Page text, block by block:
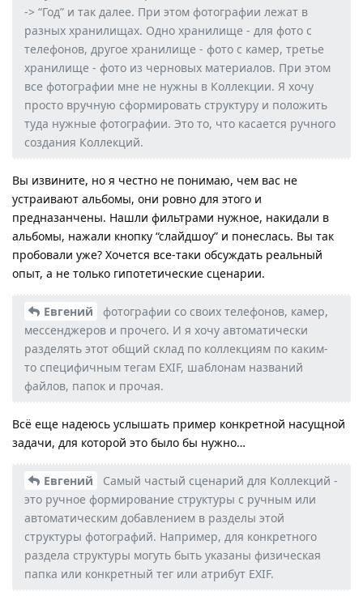
-> “Год” и так далее. При этом фотографии лежат в
разных хранилищах. Одно хранилище - для фото с
телефонов, другое хранилище - фото с камер, третье
хранилище - фото из черновых материалов. При этом
все фотографии мне не нужны в Коллекции. Я хочу
просто вручную сформировать структуру и положить
туда нужные фотографии. Это то, что касается ручного
создания Коллекций.
Вы извините, но я честно не понимаю, чем вас не
устраивают альбомы, они ровно для этого и
предназанчены. Нашли фильтрами нужное, накидали в
альбомы, нажали кнопку “слайдшоу” и понеслась. Вы так
пробовали уже? Хочется все-таки обсуждать реальный
опыт, а не только гипотетические сценарии.
Евгений
фотографии со своих телефонов, камер,
мессенджеров и прочего. И я хочу автоматически
разделять этот общий склад по коллекциям по каким-
то специфичным тегам EXIF, шаблонам названий
файлов, папок и прочая.
Всё еще надеюсь услышать пример конкретной насущной
задачи, для которой это было бы нужно…
Евгений
Самый частый сценарий для Коллекций -
это ручное формирование структуры с ручным или
автоматическим добавлением в разделы этой
структуры фотографий. Например, для конкретного
раздела структуры могуть быть указаны физическая
папка или конкретный тег или атрибут EXIF.